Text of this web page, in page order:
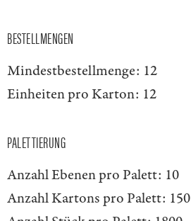
BESTELLMENGEN
Mindestbestellmenge: 12
Einheiten pro Karton: 12
PALETTIERUNG
Anzahl Ebenen pro Palett: 10
Anzahl Kartons pro Palett: 150